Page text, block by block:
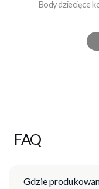
Body dziecięce
FAQ
Gdzie